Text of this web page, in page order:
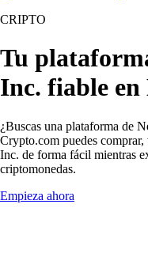
CRIPTO
Tu
Inc. fiable en
¿Buscas una plataforma de
Crypto.com puedes
Inc. de forma fácil mientras
criptomonedas.
Empieza ahora